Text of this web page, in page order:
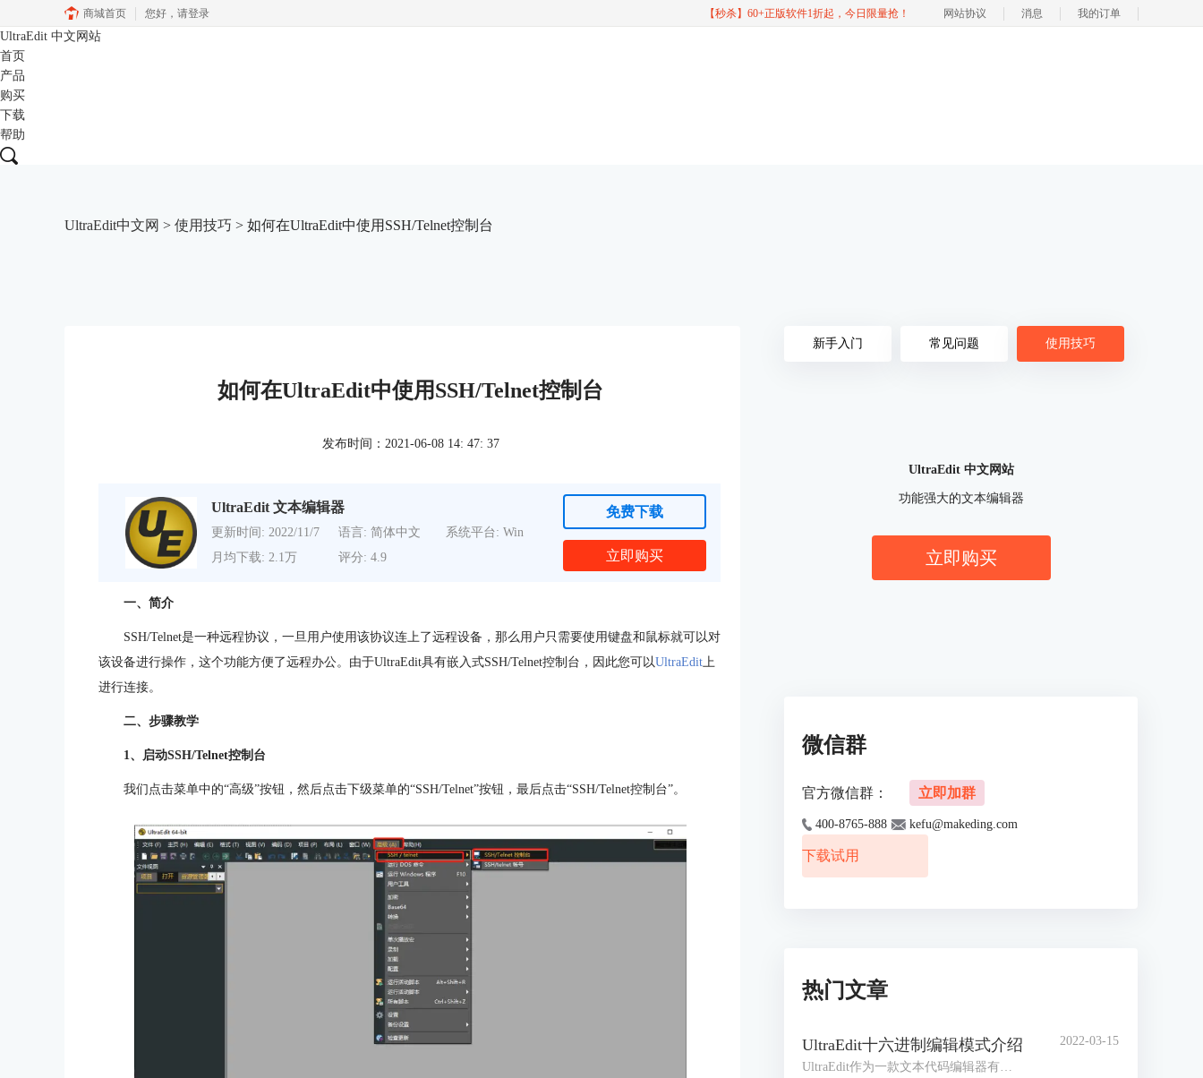
商城首页 您好， 请登录 【秒杀】60+正版软件1折起，今日限量抢！ 网站协议 消息 我的订单
UltraEdit 中文网站
首页
产品
购买
下载
帮助
UltraEdit中文网 > 使用技巧 > 如何在UltraEdit中使用SSH/Telnet控制台
如何在UltraEdit中使用SSH/Telnet控制台
发布时间：2021-06-08 14: 47: 37
UltraEdit 文本编辑器
更新时间: 2022/11/7 语言: 简体中文
系统平台: Win
月均下载: 2.1万
评分: 4.9
免费下载
立即购买
一、简介
SSH/Telnet是一种远程协议，一旦用户使用该协议连上了远程设备，那么用户只需要使用键盘和鼠标就可以对
该设备进行操作，这个功能方便了远程办公。由于UltraEdit具有嵌入式SSH/Telnet控制台，因此您可以UltraEdit上
进行连接。
二、步骤教学
1、启动SSH/Telnet控制台
我们点击菜单中的“高级”按钮，然后点击下级菜单的“SSH/Telnet”按钮，最后点击“SSH/Telnet控制台”。
新手入门 常见问题 使用技巧
UltraEdit 中文网站
功能强大的文本编辑器
立即购买
微信群
官方微信群： 立即加群
400-8765-888 kefu@makeding.com
下载试用
热门文章
UltraEdit十六进制编辑模式介绍
UltraEdit作为一款文本代码编辑器有着众多的编辑功能，它的十六进制编辑模式可以说是其核心竞争力，毕竟拥有十六进制编辑功能的编辑器屈指可数。但十六进制编辑不同于普通的编辑，有着很多晦涩之处，初次接触很难掌握用法，所以做个简介是有必要的。
2022-03-15